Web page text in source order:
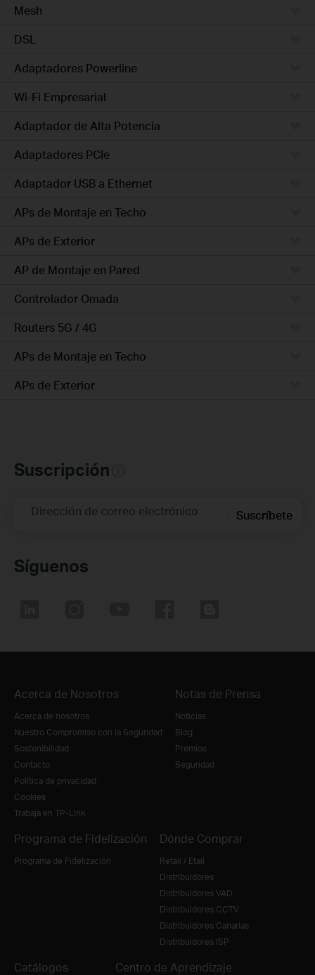
Mesh
DSL
Adaptadores Powerline
Wi-Fi Empresarial
Adaptador de Alta Potencia
Adaptadores PCIe
Adaptador USB a Ethernet
APs de Montaje en Techo
APs de Exterior
AP de Montaje en Pared
Controlador Omada
Routers 5G / 4G
APs de Montaje en Techo
APs de Exterior
Suscripción
Dirección de correo electrónico Suscríbete
Síguenos
Acerca de Nosotros
Acerca de nosotros
Nuestro Compromiso con la Seguridad
Sostenibilidad
Contacto
Política de privacidad
Cookies
Trabaja en TP-Link
Notas de Prensa
Noticias
Blog
Premios
Seguridad
Programa de Fidelización
Programa de Fidelización
Dónde Comprar
Retail / Etail
Distribuidores
Distribuidores VAD
Distribuidores CCTV
Distribuidores Canarias
Distribuidores ISP
Catálogos Centro de Aprendizaje